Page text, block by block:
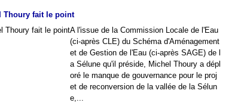
Thoury fait le point
A l'issue de la Commission Locale de l'Eau
(ci-après CLE) du Schéma d'Aménagement
et de Gestion de l'Eau (ci-après SAGE) de l
a Sélune qu'il préside, Michel Thoury a dépl
oré le manque de gouvernance pour le proj
et de reconversion de la vallée de la Sélun
e,...